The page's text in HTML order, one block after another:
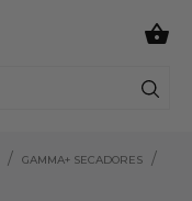

GAMMA+ SECADORES